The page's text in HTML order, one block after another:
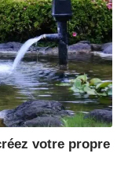
votre propre